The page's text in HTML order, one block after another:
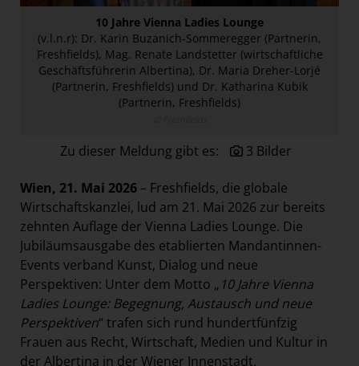
Paradies Garten
Raisin
section.d
The Companion
Unibail-Rodamco-Westfield
Vöslauer
NMK
MEDIA
KONTAKT
10 Jahre Vienna Ladies Lounge
(v.l.n.r): Dr. Karin Buzanich-Sommeregger (Partnerin,
Freshfields), Mag. Renate Landstetter (wirtschaftliche
Geschäftsführerin Albertina), Dr. Maria Dreher-Lorjé
(Partnerin, Freshfields) und Dr. Katharina Kubik
(Partnerin, Freshfields)
Zu dieser Meldung gibt es: 3 Bilder
Wien, 21. Mai 2026 – Freshfields, die globale
Wirtschaftskanzlei, lud am 21. Mai 2026 zur bereits
zehnten Auflage der Vienna Ladies Lounge. Die
Jubiläumsausgabe des etablierten Mandantinnen-
Events verband Kunst, Dialog und neue
Perspektiven: Unter dem Motto „ 10 Jahre Vienna
Ladies Lounge: Begegnung, Austausch und neue
Perspektiven“ trafen sich rund hundertfünfzig
Frauen aus Recht, Wirtschaft, Medien und Kultur in
der Albertina in der Wiener Innenstadt.